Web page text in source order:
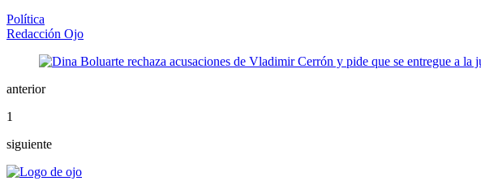
Política
Redacción Ojo
anterior
1
siguiente